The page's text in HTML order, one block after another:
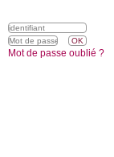
Mot de passe oublié ?